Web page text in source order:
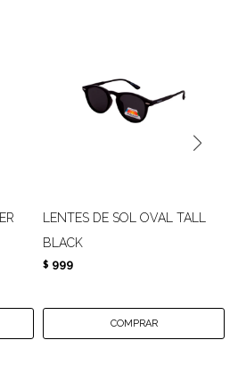
LENTES DE SOL OVAL TALL
BLACK
$ 999